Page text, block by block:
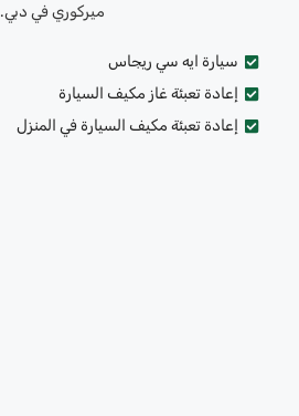
ميركوري في دبي.
سيارة ايه سي ريجاس
إعادة تعبئة غاز مكيف السيارة
إعادة تعبئة مكيف السيارة في المنزل